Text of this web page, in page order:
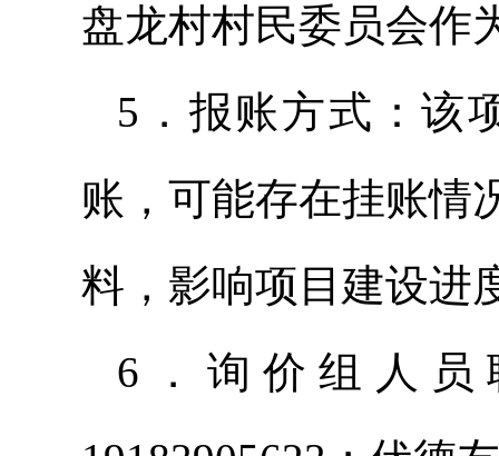
盘龙村村民委员会作
5．报账方式：该
账，可能存在挂账情
料，影响项目建设进
6．询价组人员